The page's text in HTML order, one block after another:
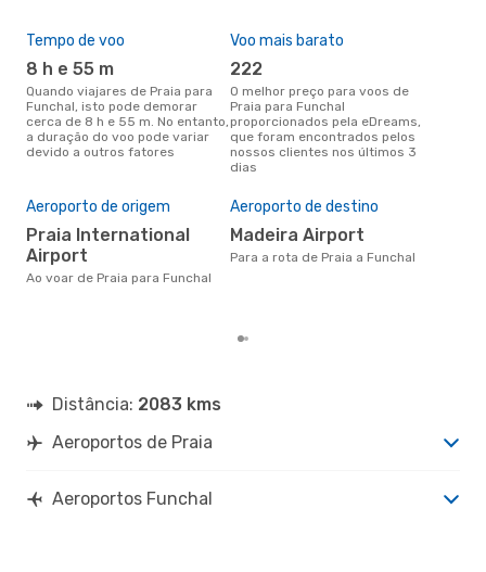
Tempo de voo
8 h e 55 m
Quando viajares de Praia para
Funchal, isto pode demorar
cerca de 8 h e 55 m. No entanto,
a duração do voo pode variar
devido a outros fatores
Voo mais barato
222
O melhor preço para voos de
Praia para Funchal
proporcionados pela eDreams,
que foram encontrados pelos
nossos clientes nos últimos 3
dias
Aeroporto de origem
Praia International
Airport
Ao voar de Praia para Funchal
Aeroporto de destino
Madeira Airport
Para a rota de Praia a Funchal
Distância: 2083 kms
Aeroportos de Praia
Aeroportos Funchal